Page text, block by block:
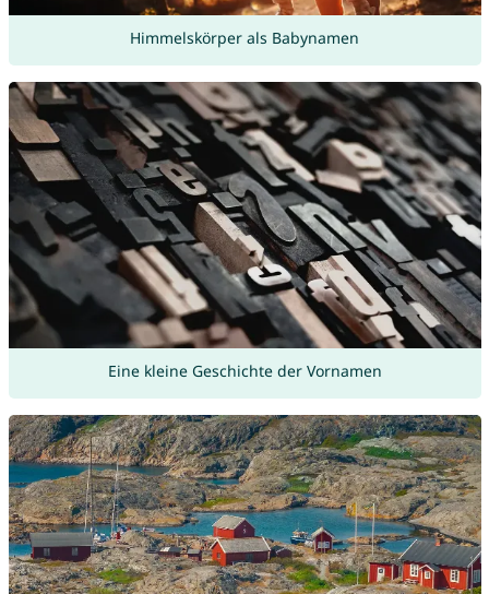
Himmelskörper als Babynamen
Eine kleine Geschichte der Vornamen